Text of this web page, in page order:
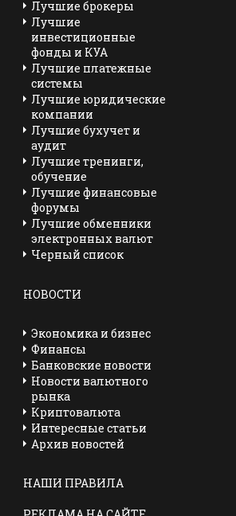
Лучшие брокеры
Лучшие
инвестиционные
фонды и КУА
Лучшие платежные
системы
Лучшие юридические
компании
Лучшие бухучет и
аудит
Лучшие тренинги,
обучение
Лучшие финансовые
форумы
Лучшие обменники
электронных валют
Черный список
НОВОСТИ
Экономика и бизнес
Финансы
Банковские новости
Новости валютного
рынка
Криптовалюта
Интересные статьи
Архив новостей
НАШИ ПРАВИЛА